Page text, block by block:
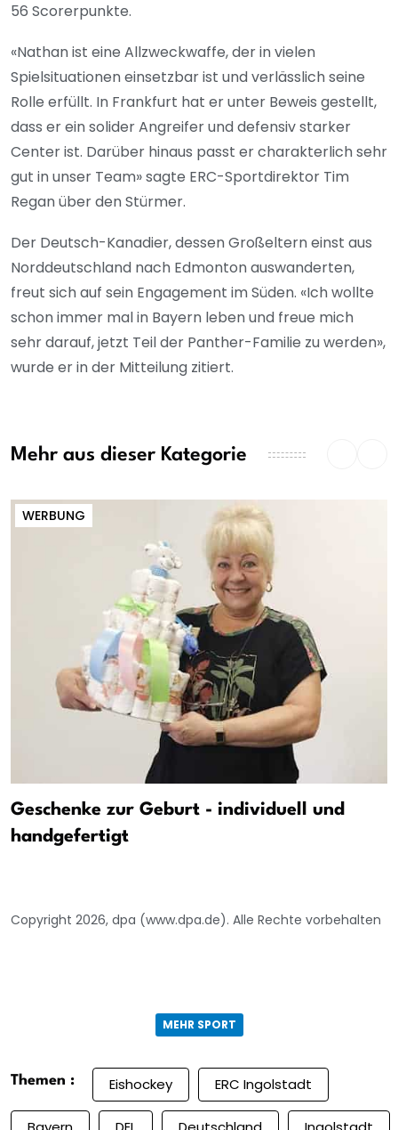
56 Scorerpunkte.
«Nathan ist eine Allzweckwaffe, der in vielen
Spielsituationen einsetzbar ist und verlässlich seine
Rolle erfüllt. In Frankfurt hat er unter Beweis gestellt,
dass er ein solider Angreifer und defensiv starker
Center ist. Darüber hinaus passt er charakterlich sehr
gut in unser Team» sagte ERC-Sportdirektor Tim
Regan über den Stürmer.
Der Deutsch-Kanadier, dessen Großeltern einst aus
Norddeutschland nach Edmonton auswanderten,
freut sich auf sein Engagement im Süden. «Ich wollte
schon immer mal in Bayern leben und freue mich
sehr darauf, jetzt Teil der Panther-Familie zu werden»,
wurde er in der Mitteilung zitiert.
Mehr aus dieser Kategorie
WERBUNG
Geschenke zur Geburt - individuell und
handgefertigt
Copyright 2026, dpa (www.dpa.de). Alle Rechte vorbehalten
MEHR SPORT
Themen : Eishockey ERC Ingolstadt